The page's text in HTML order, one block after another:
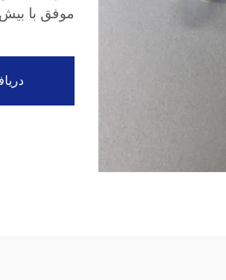
موفق با بیش از ۱,۰۰۰ مشتری در ۱۲۶ کشور